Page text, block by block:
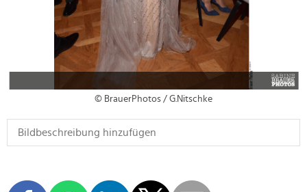
© BrauerPhotos / G.Nitschke